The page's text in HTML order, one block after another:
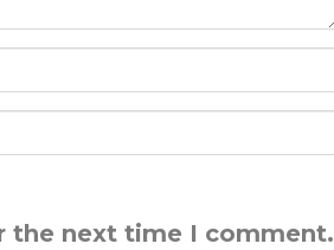
the next time I comment.